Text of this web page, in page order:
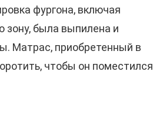
фургона, включая
зону, была выпилена и
Матрас, приобретенный в
чтобы он поместился